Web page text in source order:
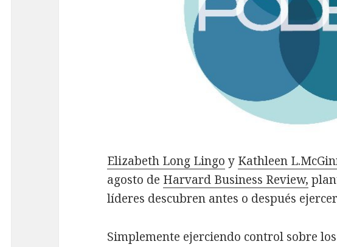
Elizabeth Long Lingo y Kathleen
agosto de Harvard Business Review,
líderes descubren antes o después
Simplemente ejerciendo control sobre